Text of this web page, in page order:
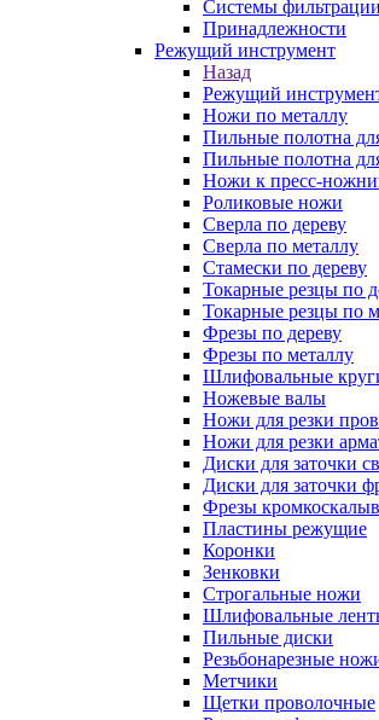
Системы
Принадлежности
Режущий инструмент
Назад
Режущий
Ножи по металлу
Пильные полотна
Пильные полотна
Ножи к пресс-
Роликовые ножи
Сверла по дереву
Сверла по металлу
Стамески по дереву
Токарные резцы по
Токарные резцы по
Фрезы по дереву
Фрезы по металлу
Шлифовальные
Ножевые валы
Ножи для резки
Ножи для резки
Диски для заточки
Диски для заточки
Фрезы
Пластины режущие
Коронки
Зенковки
Строгальные ножи
Шлифовальные
Пильные диски
Резьбонарезные
Метчики
Щетки проволочные